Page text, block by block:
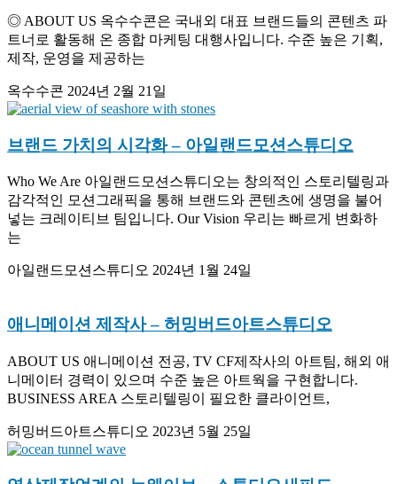
◎ ABOUT US 옥수수콘은 국내외 대표 브랜드들의 콘텐츠 파
트너로 활동해 온 종합 마케팅 대행사입니다. 수준 높은 기획,
제작, 운영을 제공하는
옥수수콘 2024년 2월 21일
브랜드 가치의 시각화– 아일랜드모션스튜디오
Who We Are 아일랜드모션스튜디오는 창의적인 스토리텔링과
감각적인 모션그래픽을 통해 브랜드와 콘텐츠에 생명을 불어
넣는 크레이티브 팀입니다. Our Vision 우리는 빠르게 변화하
는
아일랜드모션스튜디오 2024년 1월 24일
애니메이션 제작사– 허밍버드아트스튜디오
ABOUT US 애니메이션 전공, TV CF제작사의 아트팀, 해외 애
니메이터 경력이 있으며 수준 높은 아트웍을 구현합니다.
BUSINESS AREA 스토리텔링이 필요한 클라이언트,
허밍버드아트스튜디오 2023년 5월 25일